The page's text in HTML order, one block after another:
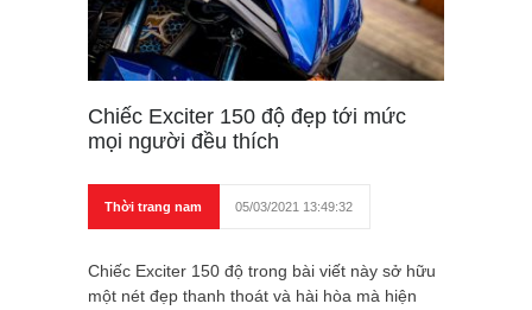
Chiếc Exciter 150 độ đẹp tới mức
mọi người đều thích
Thời trang nam 05/03/2021 13:49:32
Chiếc Exciter 150 độ trong bài viết này sở hữu
một nét đẹp thanh thoát và hài hòa mà hiện